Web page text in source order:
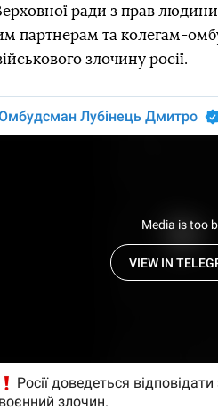
ради з прав
партнерам та колегам-
злочину росії.